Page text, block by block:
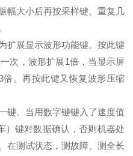
幅大小后再按采样键。重复几
扩展显示波形功能键。按此键
次，波形扩展1倍，当显示屏
。再按此键又恢复波形压缩
键。当用数字键键入了速度值
）键对数据确认，否则机器处
在测试状态，测故障、测全长